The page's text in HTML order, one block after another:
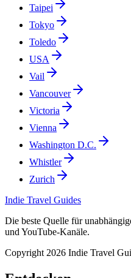
Taipei
Tokyo
Toledo
USA
Vail
Vancouver
Victoria
Vienna
Washington D.C.
Whistler
Zurich
Indie Travel Guides
Die beste Quelle für
und YouTube-Kanäle.
Copyright 2026 Indie Travel